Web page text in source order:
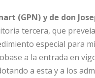
(GPN) y de don
tercera, que
especial para
a la entrada en
a esta y a los